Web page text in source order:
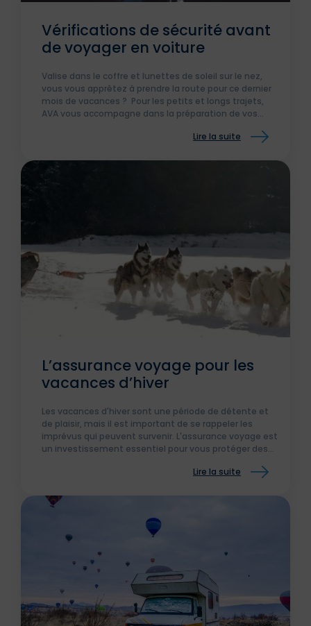
Vérifications de sécurité avant
de voyager en voiture
Valise dans le coffre et lunettes de soleil sur le nez,
vous vous apprêtez à prendre la route pour ce dernier
mois de vacances ? Pour les petits et longs trajets,
AVA vous accompagne dans la préparation de vos
Lire la suite
L’assurance voyage pour les
vacances d’hiver
Les vacances d'hiver sont une période de détente et
de plaisir, mais il est important de se rappeler les
imprévus qui peuvent survenir. L'assurance voyage est
un investissement essentiel pour vous protéger des
qui pourraient survenir lors de votre séjour
Lire la suite